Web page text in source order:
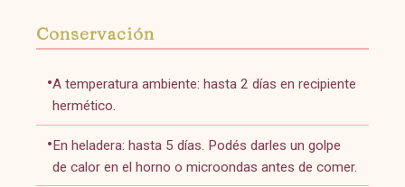
Conservación
A temperatura ambiente: hasta 2 días en recipiente
hermético.
En heladera: hasta 5 días. Podés darles un golpe
de calor en el horno o microondas antes de comer.